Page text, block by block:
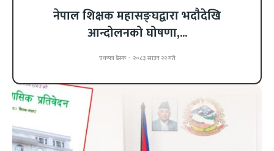
नेपाल शिक्षक महासङ्घद्वारा भदौदेखि
आन्दोलनको घोषणा,...
एकपत्र डेस्क - २०८३ साउन २२ गते